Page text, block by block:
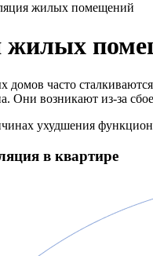
жилых помещений
жилых
домов часто
Они возникают из-за
ухудшения
в квартире